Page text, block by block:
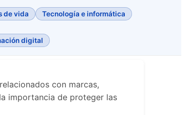
de vida Tecnología e informática
digital
con marcas,
importancia de proteger las